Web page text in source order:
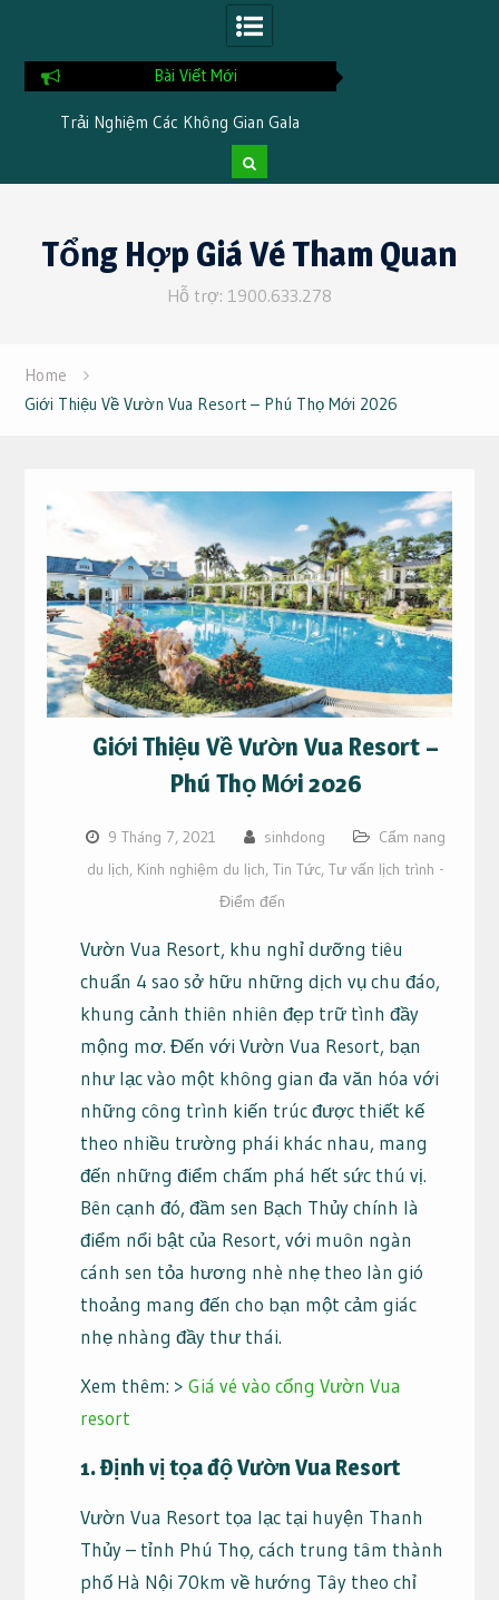
Bài Viết Mới
Trải Nghiệm Các Không Gian Gala
Dinner Đặc Trưng Khi Đi Du Lịch Tại
Cần Thơ 3 Ngày 2 Đêm
contentTổng Hợp Giá Vé Tham Quan
Hỗ trợ: 1900.633.278
Home
Giới Thiệu Về Vườn Vua Resort – Phú Thọ Mới 2026
Giới Thiệu Về Vườn Vua Resort –
Phú Thọ Mới 2026
9 Tháng 7, 2021 sinhdong
Cẩm nang
du lịch, Kinh nghiệm du lịch,Tin Tức,Tư vấn lịch trình -
Điểm đến
Vườn Vua Resort, khu nghỉ dưỡng tiêu
chuẩn 4 sao sở hữu những dịch vụ chu đáo,
khung cảnh thiên nhiên đẹp trữ tình đầy
mộng mơ. Đến với Vườn Vua Resort, bạn
như lạc vào một không gian đa văn hóa với
những công trình kiến trúc được thiết kế
theo nhiều trường phái khác nhau, mang
đến những điểm chấm phá hết sức thú vị.
Bên cạnh đó, đầm sen Bạch Thủy chính là
điểm nổi bật của Resort, với muôn ngàn
cánh sen tỏa hương nhè nhẹ theo làn gió
thoảng mang đến cho bạn một cảm giác
nhẹ nhàng đầy thư thái.
Xem thêm: > Giá vé vào cổng Vườn Vua
resort
1. Định vị tọa độ Vườn Vua Resort
Vườn Vua Resort tọa lạc tại huyện Thanh
Thủy – tỉnh Phú Thọ, cách trung tâm thành
phố Hà Nội 70km về hướng Tây theo chỉ